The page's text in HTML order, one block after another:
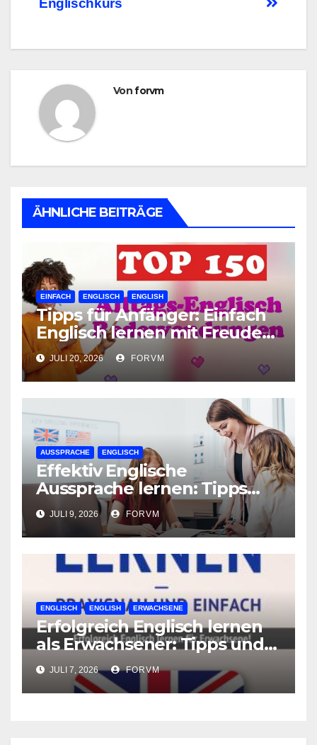
Englischkurs
Vonforvm
ÄHNLICHE BEITRÄGE
EINFACH ENGLISCH ENGLISH
Tipps für Anfänger: Einfach
Englisch lernen mit Freude
und Leichtigkeit
JULI 20, 2026 FORVM
AUSSPRACHE ENGLISCH
Effektiv Englische
Aussprache lernen: Tipps
und Tricks
JULI 9, 2026 FORVM
ENGLISCH ENGLISH ERWACHSENE
Erfolgreich Englisch lernen
als Erwachsener: Tipps und
Tricks für den Spracherwerb
JULI 7, 2026 FORVM